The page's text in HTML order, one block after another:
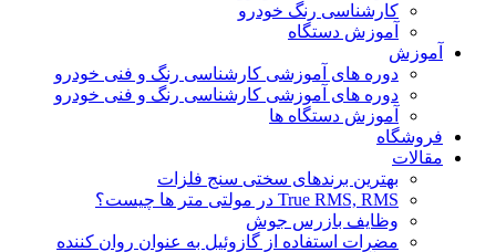
کارشناسی رنگ خودرو
آموزش دستگاه
آموزش
دوره های آموزشی کارشناسی رنگ و فنی خودرو
دوره های آموزشی کارشناسی رنگ و فنی خودرو
آموزش دستگاه ها
فروشگاه
مقالات
بهترین برندهای سختی سنج فلزات
True RMS, RMS در مولتی متر ها چیست؟
وظایف بازرس جوش
مضرات استفاده از گازوئیل به عنوان روان کننده